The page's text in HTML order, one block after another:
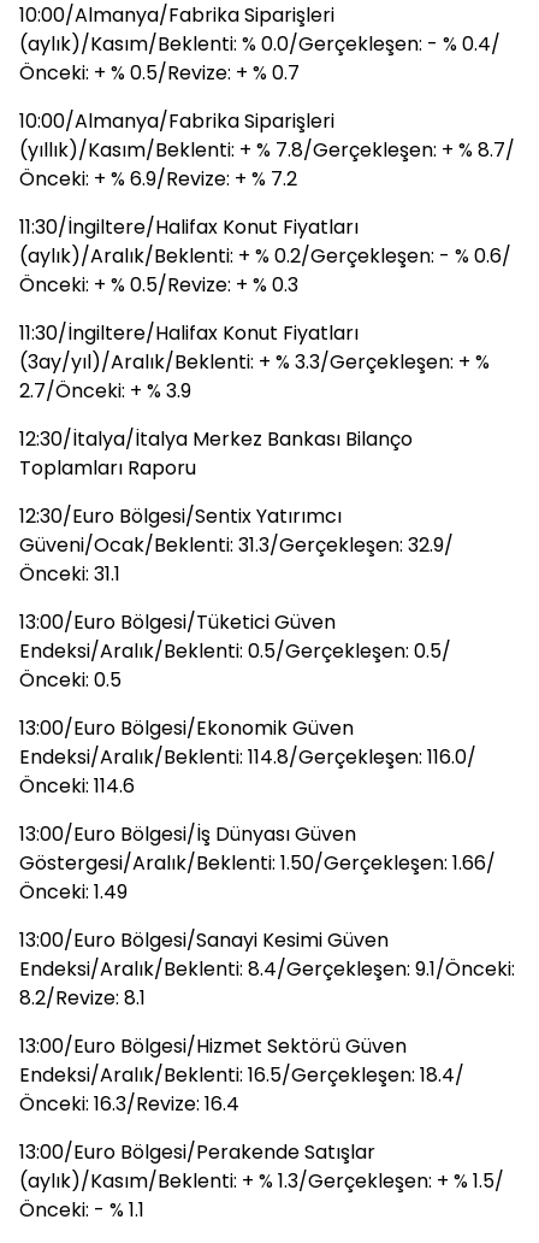
10:00/Almanya/Fabrika Siparişleri
(aylık)/Kasım/Beklenti: % 0.0/Gerçekleşen: - % 0.4/
Önceki: + % 0.5/Revize: + % 0.7
10:00/Almanya/Fabrika Siparişleri
(yıllık)/Kasım/Beklenti: + % 7.8/Gerçekleşen: + % 8.7/
Önceki: + % 6.9/Revize: + % 7.2
11:30/İngiltere/Halifax Konut Fiyatları
(aylık)/Aralık/Beklenti: + % 0.2/Gerçekleşen: - % 0.6/
Önceki: + % 0.5/Revize: + % 0.3
11:30/İngiltere/Halifax Konut Fiyatları
(3ay/yıl)/Aralık/Beklenti: + % 3.3/Gerçekleşen: + %
2.7/Önceki: + % 3.9
12:30/İtalya/İtalya Merkez Bankası Bilanço
Toplamları Raporu
12:30/Euro Bölgesi/Sentix Yatırımcı
Güveni/Ocak/Beklenti: 31.3/Gerçekleşen: 32.9/
Önceki: 31.1
13:00/Euro Bölgesi/Tüketici Güven
Endeksi/Aralık/Beklenti: 0.5/Gerçekleşen: 0.5/
Önceki: 0.5
13:00/Euro Bölgesi/Ekonomik Güven
Endeksi/Aralık/Beklenti: 114.8/Gerçekleşen: 116.0/
Önceki: 114.6
13:00/Euro Bölgesi/İş Dünyası Güven
Göstergesi/Aralık/Beklenti: 1.50/Gerçekleşen: 1.66/
Önceki: 1.49
13:00/Euro Bölgesi/Sanayi Kesimi Güven
Endeksi/Aralık/Beklenti: 8.4/Gerçekleşen: 9.1/Önceki:
8.2/Revize: 8.1
13:00/Euro Bölgesi/Hizmet Sektörü Güven
Endeksi/Aralık/Beklenti: 16.5/Gerçekleşen: 18.4/
Önceki: 16.3/Revize: 16.4
13:00/Euro Bölgesi/Perakende Satışlar
(aylık)/Kasım/Beklenti: + % 1.3/Gerçekleşen: + % 1.5/
Önceki: - % 1.1